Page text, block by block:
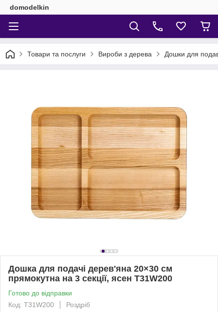
domodelkin
Товари та послуги Вироби з дерева Дошки для
Дошка для подачі дерев'яна 20×30 см
прямокутна на 3 секції, ясен T31W200
Готово до відправки
Код: T31W200
Роздріб